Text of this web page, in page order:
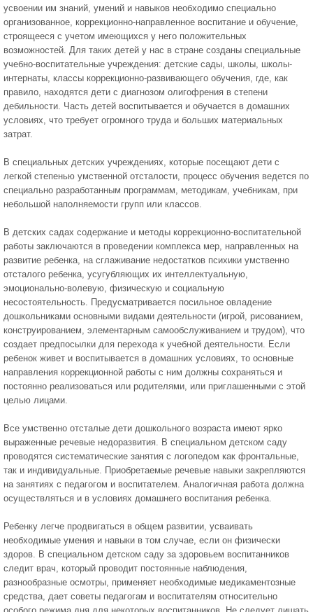
усвоении им знаний, умений и навыков необходимо специально
организованное, коррекционно-направленное воспитание и обучение,
строящееся с учетом имеющихся у него положительных
возможностей. Для таких детей у нас в стране созданы специальные
учебно-воспитательные учреждения: детские сады, школы, школы-
интернаты, классы коррекционно-развивающего обучения, где, как
правило, находятся дети с диагнозом олигофрения в степени
дебильности. Часть детей воспитывается и обучается в домашних
условиях, что требует огромного труда и больших материальных
затрат.
В специальных детских учреждениях, которые посещают дети с
легкой степенью умственной отсталости, процесс обучения ведется по
специально разработанным программам, методикам, учебникам, при
небольшой наполняемости групп или классов.
В детских садах содержание и методы коррекционно-воспитательной
работы заключаются в проведении комплекса мер, направленных на
развитие ребенка, на сглаживание недостатков психики умственно
отсталого ребенка, усугубляющих их интеллектуальную,
эмоционально-волевую, физическую и социальную
несостоятельность. Предусматривается посильное овладение
дошкольниками основными видами деятельности (игрой, рисованием,
конструированием, элементарным самообслуживанием и трудом), что
создает предпосылки для перехода к учебной деятельности. Если
ребенок живет и воспитывается в домашних условиях, то основные
направления коррекционной работы с ним должны сохраняться и
постоянно реализоваться или родителями, или приглашенными с этой
целью лицами.
Все умственно отсталые дети дошкольного возраста имеют ярко
выраженные речевые недоразвития. В специальном детском саду
проводятся систематические занятия с логопедом как фронтальные,
так и индивидуальные. Приобретаемые речевые навыки закрепляются
на занятиях с педагогом и воспитателем. Аналогичная работа должна
осуществляться и в условиях домашнего воспитания ребенка.
Ребенку легче продвигаться в общем развитии, усваивать
необходимые умения и навыки в том случае, если он физически
здоров. В специальном детском саду за здоровьем воспитанников
следит врач, который проводит постоянные наблюдения,
разнообразные осмотры, применяет необходимые медикаментозные
средства, дает советы педагогам и воспитателям относительно